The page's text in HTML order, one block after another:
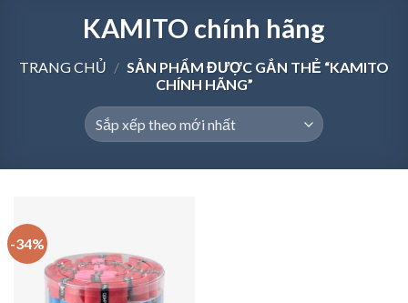
KAMITO chính hãng
TRANG CHỦ / SẢN PHẨM ĐƯỢC GẮN THẺ “KAMITO
CHÍNH HÃNG”
-34%